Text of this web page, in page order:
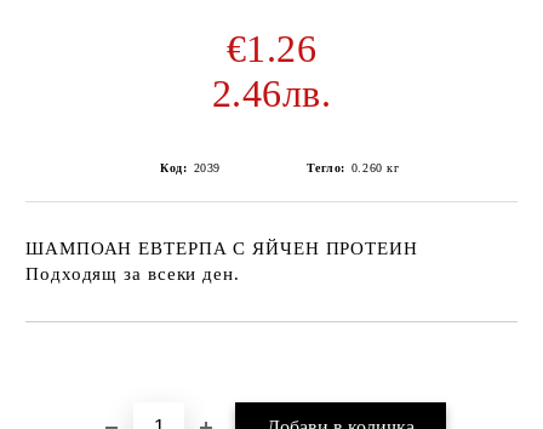
€1.26
2.46лв.
Код: 2039 Тегло: 0.260 кг
ШАМПОАН ЕВТЕРПА С ЯЙЧЕН ПРОТЕИН
Подходящ за всеки ден.